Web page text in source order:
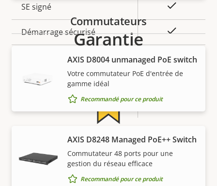
Description
de la
propriété
la
propriété
SE signé
Démarrage sécurisé Oui
Secure keystore
Secure
Element (CC
Axis Edge Vault
Description
Valeur de
la
Focus à distance
Commutateurs
AXIS ​D8004 unmanaged PoE switch
Votre commutateur PoE d'entrée de
gamme idéal
Recommandé pour ce produit
AXIS D8248 Managed PoE++ Switch
Commutateur 48 ports pour une
gestion du réseau efficace
Recommandé pour ce produit
Garantie
5 ans de garantie pour plus
de tranquillité d'esprit